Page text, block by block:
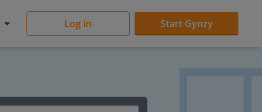
Log in Start Gynzy